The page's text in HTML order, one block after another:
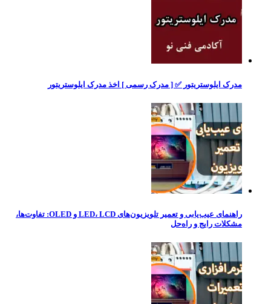
مدرک ایلوستریتور ✅ [ مدرک رسمی ] اخذ مدرک ایلوستریتور
راهنمای عیب‌یابی و تعمیر تلویزیون‌های LED، LCD و OLED: تفاوت‌ها،
مشکلات رایج و راه‌حل‌